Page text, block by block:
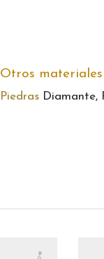
Otros materiales
PiedrasDiamante,